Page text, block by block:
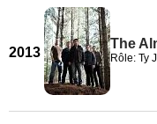
2013
The
Rôle: Ty